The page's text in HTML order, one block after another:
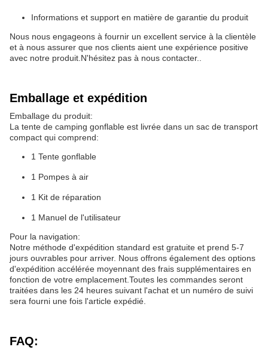
Informations et support en matière de garantie du produit
Nous nous engageons à fournir un excellent service à la clientèle
et à nous assurer que nos clients aient une expérience positive
avec notre produit.N'hésitez pas à nous contacter..
Emballage et expédition
Emballage du produit:
La tente de camping gonflable est livrée dans un sac de transport
compact qui comprend:
1 Tente gonflable
1 Pompes à air
1 Kit de réparation
1 Manuel de l'utilisateur
Pour la navigation:
Notre méthode d'expédition standard est gratuite et prend 5-7
jours ouvrables pour arriver. Nous offrons également des options
d'expédition accélérée moyennant des frais supplémentaires en
fonction de votre emplacement.Toutes les commandes seront
traitées dans les 24 heures suivant l'achat et un numéro de suivi
sera fourni une fois l'article expédié.
FAQ: